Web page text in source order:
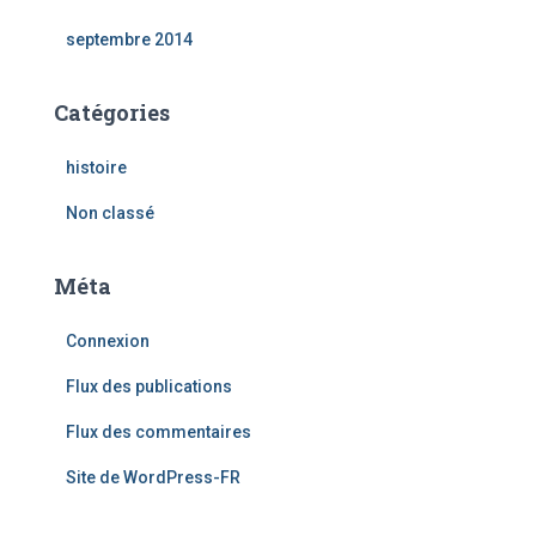
septembre 2014
Catégories
histoire
Non classé
Méta
Connexion
Flux des publications
Flux des commentaires
Site de WordPress-FR